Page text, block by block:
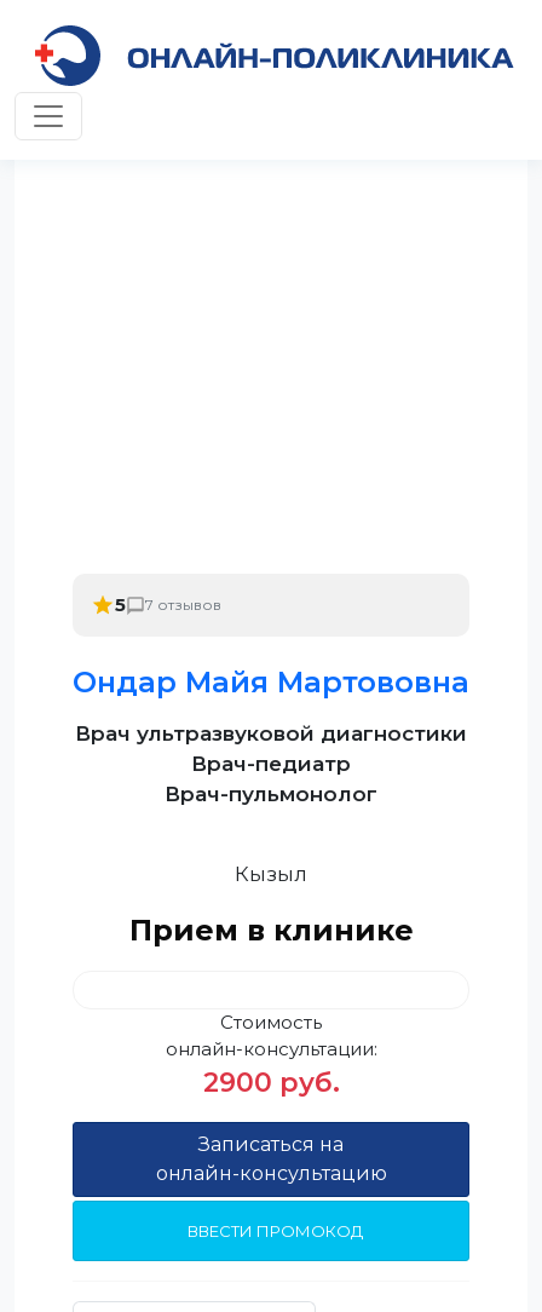
5 7 отзывов
Ондар Майя Мартововна
Врач ультразвуковой диагностики
Врач-педиатр
Врач-пульмонолог
Кызыл
Прием в клинике
Стоимость
онлайн-консультации:
2900 руб.
Записаться на
онлайн-консультацию
ВВЕСТИ ПРОМОКОД